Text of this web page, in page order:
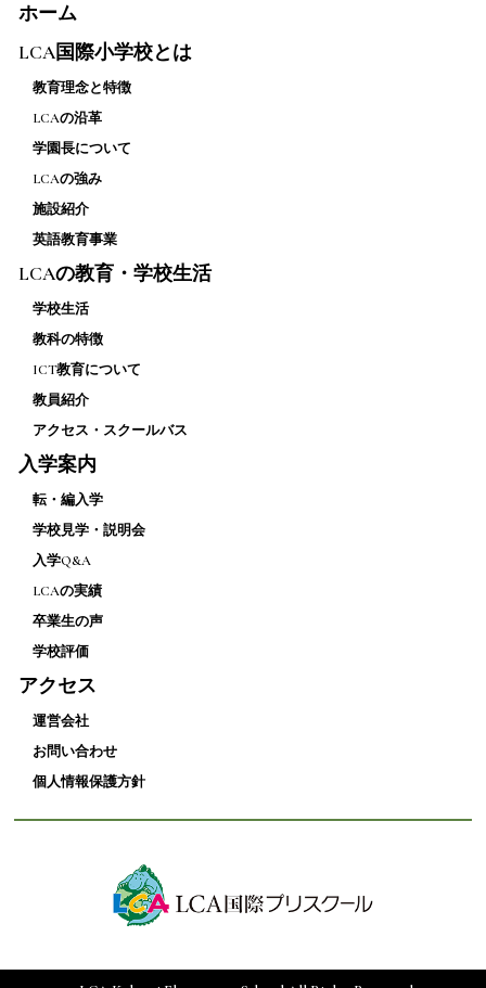
ホーム
LCA国際小学校とは
教育理念と特徴
LCAの沿革
学園長について
LCAの強み
施設紹介
英語教育事業
LCAの教育・学校生活
学校生活
教科の特徴
ICT教育について
教員紹介
アクセス・スクールバス
入学案内
転・編入学
学校見学・説明会
入学Q&A
LCAの実績
卒業生の声
学校評価
アクセス
運営会社
お問い合わせ
個人情報保護方針